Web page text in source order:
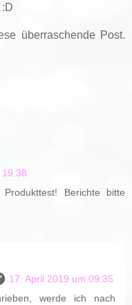
überraschende Post.
Berichte bitte
17. April 2019 um 09:35
werde ich nach